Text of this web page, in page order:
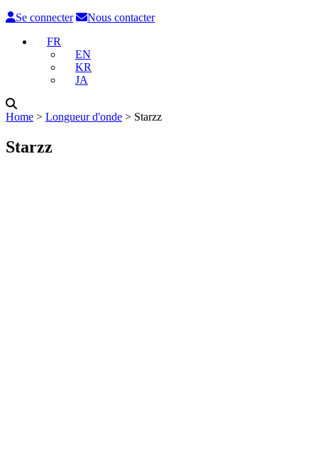
Se connecter
Nous contacter
FR
EN
KR
JA
Home ˃ Longueur d'onde ˃ Starzz
Starzz